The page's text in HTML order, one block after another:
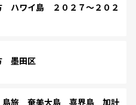
ハワイ島 ２０２７～２０２
墨田区
島旅 奄美大島 喜界島 加計